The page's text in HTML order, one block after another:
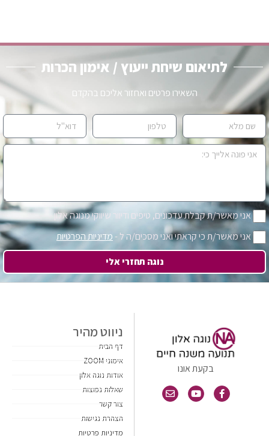
לתיאום שיחת ייעוץ / אימון הכרות
השאירו פרטים ואחזור אליכם בהקדם
אני מאשר/ת קבלת עדכונים, טיפים ודיוור שיווקי מנוגה אלון
אני מאשר/ת כי קראתי ואני מסכים/ה ל -מדיניות הפרטיות
נוגה תחזרי אלי
בקעת אונו
ניווט מהיר
דף הבית
אימוני ZOOM
אודות נוגה אלון
שאלות נפוצות
צור קשר
הצהרת נגישות
מדיניות פרטיות